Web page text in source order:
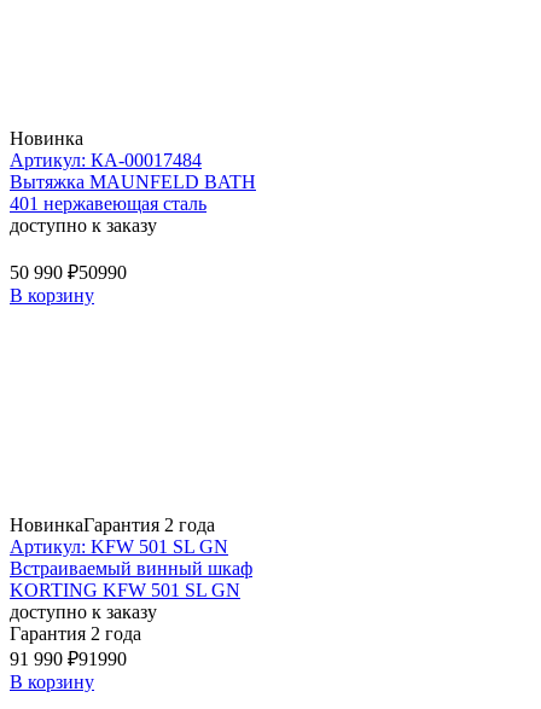
Новинка
Артикул: КА-00017484
Вытяжка MAUNFELD BATH
401 нержавеющая сталь
доступно к заказу
50 990 ₽50990
В корзину
НовинкаГарантия 2 года
Артикул: KFW 501 SL GN
Встраиваемый винный шкаф
KORTING KFW 501 SL GN
доступно к заказу
Гарантия 2 года
91 990 ₽91990
В корзину